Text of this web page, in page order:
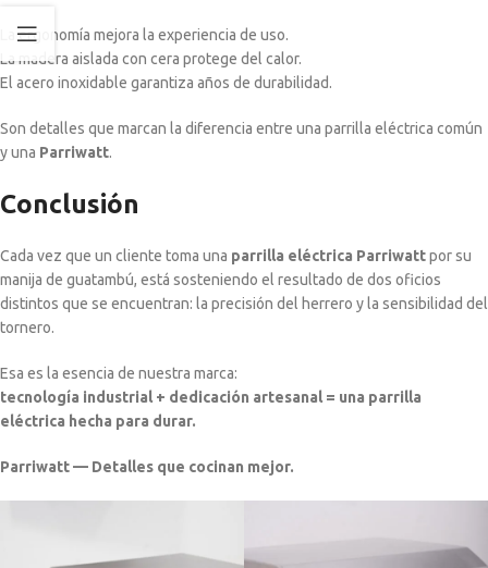
La ergonomía mejora la experiencia de uso.
La madera aislada con cera protege del calor.
El acero inoxidable garantiza años de durabilidad.
Son detalles que marcan la diferencia entre una parrilla eléctrica común
y una Parriwatt.
Conclusión
Cada vez que un cliente toma una parrilla eléctrica Parriwattpor su
manija de guatambú, está sosteniendo el resultado de dos oficios
distintos que se encuentran: la precisión del herrero y la sensibilidad del
tornero.
Esa es la esencia de nuestra marca:
tecnología industrial + dedicación artesanal = una parrilla
eléctrica hecha para durar.
Parriwatt — Detalles que cocinan mejor.